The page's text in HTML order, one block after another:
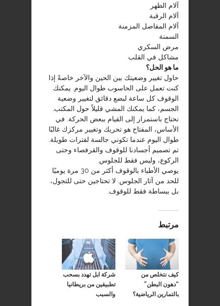
آلام الظهر
آلام الرقبة
آلام المفاصل المزمنة
السمنة
مرض السكري
مشاكل في القلب
ما هو الحل؟
حاول تغيير وضعيتك بين الحين والآخر خاصةً إذا
كنت تعمل على الحاسوب طوال اليوم. يمكنك
الوقوف كل ساعة لبضع دقائق لتغيير وضعية
الجسم، كما يمكنك المشي قليلاً حول المكتب.
نحتاج باستمرار إلى القيام ببعض الحركة. في
الأساس، المفتاح هو تحريك وتغيير مركزك غالبًا
طوال اليوم عندما تكوني جالسة لفترات طويلة.
تم تصميم أجسادنا للوقوف والقرفصاء وحتى
الركوع، وليس فقط للجلوس.
يوصي الأطباء بالوقوف أكثر من 30 مرة يوميًا
للحد من آثار الجلوس. لا تحتاجين حتى للتجول،
بل ببساطة فقط للوقوف.
مرتبط
كيف نتخلص من
“دهون البطن”
بالتمارين الرياضية؟
شركة ابل تهدد بسحب
تطبيقين من بريطانيا
والسبب